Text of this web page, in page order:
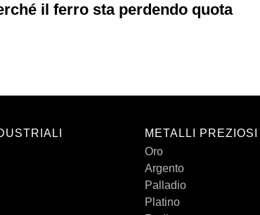
il ferro sta perdendo quota
METALLI PREZIOSI
Oro
Argento
Palladio
Platino